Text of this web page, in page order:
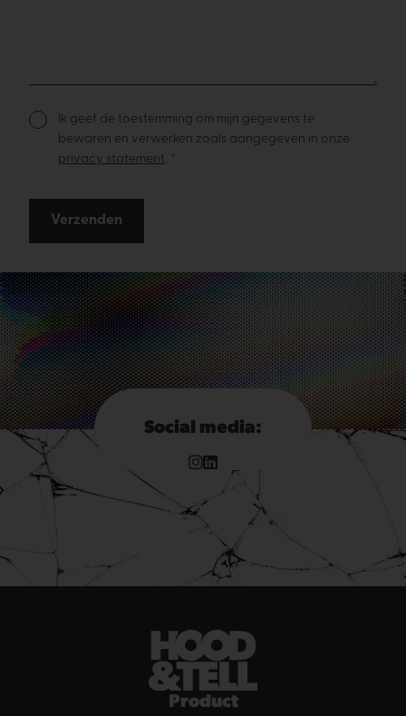
Ik geef de toestemming om mijn gegevens te
bewaren en verwerken zoals aangegeven in onze
privacy statement. *
Verzenden
Social media:
Product